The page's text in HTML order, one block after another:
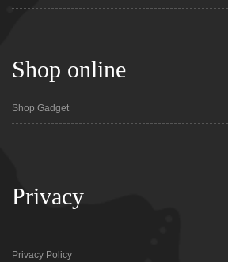
Shop online
Shop Gadget
Privacy
Privacy Policy